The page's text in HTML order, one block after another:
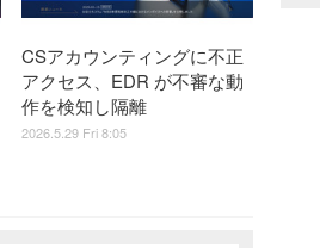
CSアカウンティングに不正
アクセス、EDR が不審な動
作を検知し隔離
2026.5.29 Fri 8:05